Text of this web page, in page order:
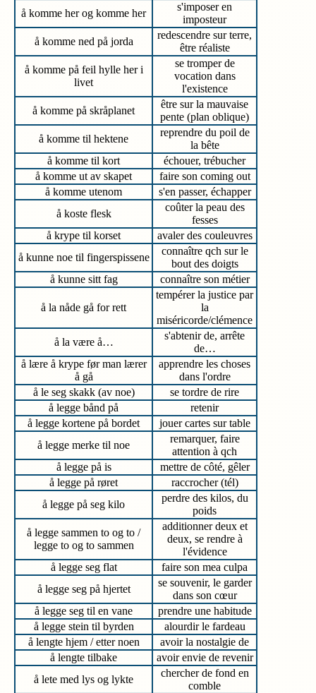
å komme her og komme her
s'imposer en
imposteur
å komme ned på jorda
redescendre sur terre,
être réaliste
å komme på feil hylle her i
livet
se tromper de
vocation dans
l'existence
å komme på skråplanet
être sur la mauvaise
pente (plan oblique)
å komme til hektene
reprendre du poil de
la bête
å komme til kort
échouer, trébucher
å komme ut av skapet
faire son coming out
å komme utenom
s'en passer, échapper
å koste flesk
coûter la peau des
fesses
å krype til korset
avaler des couleuvres
å kunne noe til fingerspissene
connaître qch sur le
bout des doigts
å kunne sitt fag
connaître son métier
å la nåde gå for rett
tempérer la justice par
la
miséricorde/clémence
å la være å…
s'abtenir de, arrête
de…
å lære å krype før man lærer
å gå
apprendre les choses
dans l'ordre
å le seg skakk (av noe)
se tordre de rire
å legge bånd på
retenir
å legge kortene på bordet
jouer cartes sur table
å legge merke til noe
remarquer, faire
attention à qch
å legge på is
mettre de côté, gêler
å legge på røret
raccrocher (tél)
å legge på seg kilo
perdre des kilos, du
poids
å legge sammen to og to /
legge to og to sammen
additionner deux et
deux, se rendre à
l'évidence
å legge seg flat
faire son mea culpa
å legge seg på hjertet
se souvenir, le garder
dans son cœur
å legge seg til en vane
prendre une habitude
å legge stein til byrden
alourdir le fardeau
å lengte hjem / etter noen
avoir la nostalgie de
å lengte tilbake
avoir envie de revenir
å lete med lys og lykte
chercher de fond en
comble